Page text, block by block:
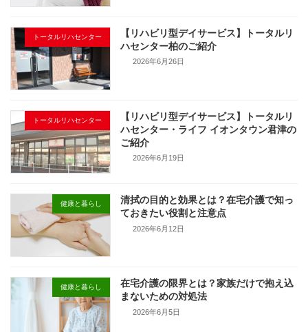
トータルリハセンター
【リハビリ型デイサービス】トータルリ
ハセンター柏のご紹介
2026年6月26日
トータルリハセンター
【リハビリ型デイサービス】トータルリ
ハセンター・ライフ イオンタウン君津の
ご紹介
2026年6月19日
健康と暮らし
清拭の目的と効果とは？在宅介護で知っ
ておきたい役割と注意点
2026年6月12日
健康と暮らし
在宅介護の限界とは？家族だけで抱え込
まないための対処法
2026年6月5日